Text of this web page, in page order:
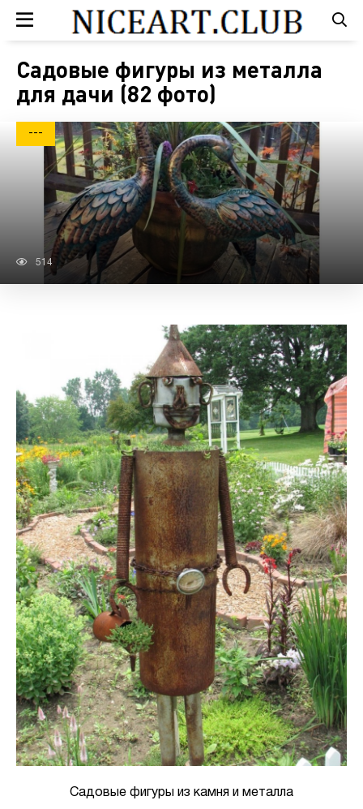
Садовые фигуры из металла
для дачи (82 фото)
---
514
Садовые фигуры из камня и металла